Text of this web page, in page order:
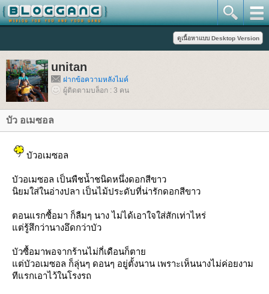
unitan
ฝากข้อความหลังไมค์
ผู้ติดตามบล็อก : 3 คน
บัว อเมซอล
บัวอเมซอล
บัวอเมซอล เป็นพืชน้ำชนิดหนึ่งดอกสีขาว
นิยมใส่ในอ่างปลา เป็นไม้ประดับที่น่ารักดอกสีขาว
ตอนแรกซื้อมา ก็ลืมๆ นาง ไม่ได้เอาใจใส่สักเท่าไหร่
ต่รู้สึกว่านางอึดกว่าบัว
บัวซื้อมาพอจากร้านไม่กี่เดือนก็ตา
ต่บัวอเมซอล ก็ลุ่นๆ ดอนๆ อยู่ตั้งนาน เพราะเห็นนางไม่ค่อยงาม
ทีแรกเอาไว้ในโรงรถ